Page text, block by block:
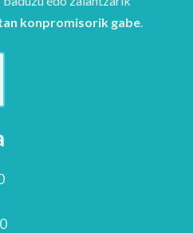
konpromisorik gabe.